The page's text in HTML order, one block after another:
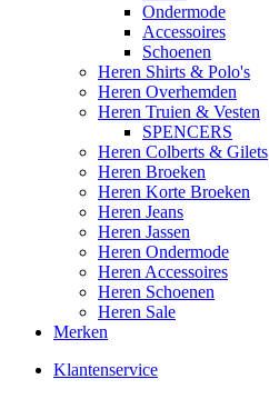
Ondermode
Accessoires
Schoenen
Heren Shirts & Polo's
Heren Overhemden
Heren Truien & Vesten
SPENCERS
Heren Colberts & Gilets
Heren Broeken
Heren Korte Broeken
Heren Jeans
Heren Jassen
Heren Ondermode
Heren Accessoires
Heren Schoenen
Heren Sale
Merken
Klantenservice